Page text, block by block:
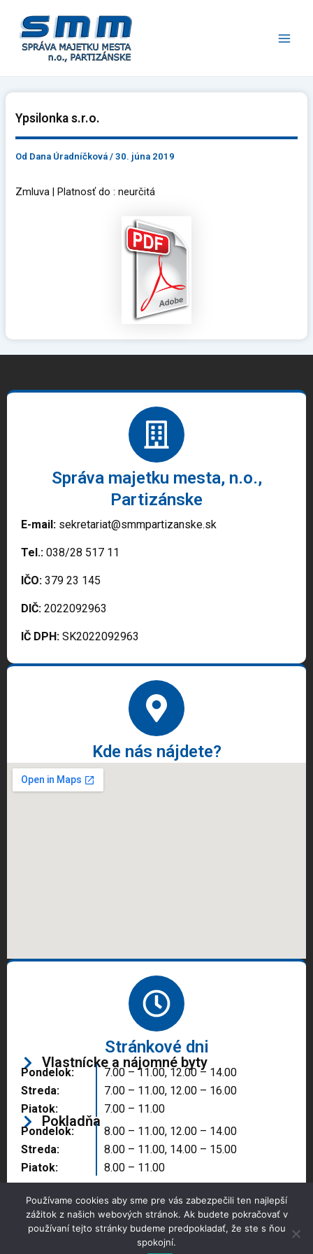
obsah
Ypsilonka s.r.o.
Od Dana Úradníčková/30. júna 2019
Zmluva | Platnosť do : neurčitá
Správa majetku mesta, n.o.,
Partizánske
E-mail: sekretariat@smmpartizanske.sk
Tel.: 038/28 517 11
IČO: 379 23 145
DIČ: 2022092963
IČ DPH: SK2022092963
Kde nás nájdete?
Stránkové dni
Vlastnícke a nájomné byty
Pondelok:
Streda:
Piatok:
7.00 – 11.00, 12.00 – 14.00
7.00 – 11.00, 12.00 – 16.00
7.00 – 11.00
Pokladňa
Pondelok:
Streda:
Piatok:
8.00 – 11.00, 12.00 – 14.00
8.00 – 11.00, 14.00 – 15.00
8.00 – 11.00
Copyright © 2025 Správa majetku mesta, n.o.,
Používame cookies aby sme pre vás zabezpečili ten najlepší
zážitok z našich webových stránok. Ak budete pokračovať v
používaní tejto stránky budeme predpokladať, že ste s ňou
spokojní.